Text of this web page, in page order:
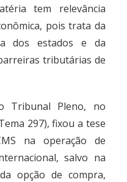
tem relevância
pois trata da
dos estados e da
tributárias de
Tribunal Pleno, no
297), fixou a tese
na operação de
salvo na
opção de compra,